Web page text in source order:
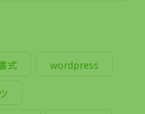
式 wordpress